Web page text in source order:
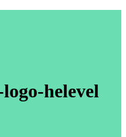
helevel